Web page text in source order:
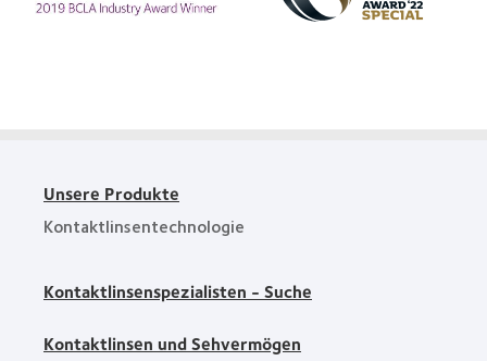
about Innovation
Unsere Produkte
Kontaktlinsentechnologie
Kontaktlinsenspezialisten - Suche
Kontaktlinsen und Sehvermögen